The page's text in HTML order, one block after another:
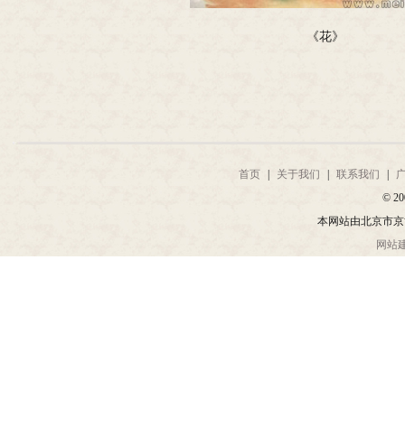
《花》
首页 关于我们 联系我们
©
本网站由北京市
网站